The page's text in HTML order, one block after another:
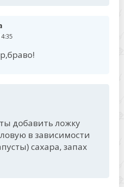
добавить ложку
в зависимости
сахара, запах